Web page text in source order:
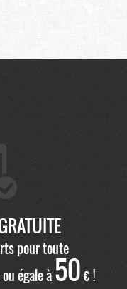
pour toute
égale à50€ !